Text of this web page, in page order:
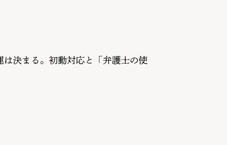
決まる。初動対応と「弁護士の使